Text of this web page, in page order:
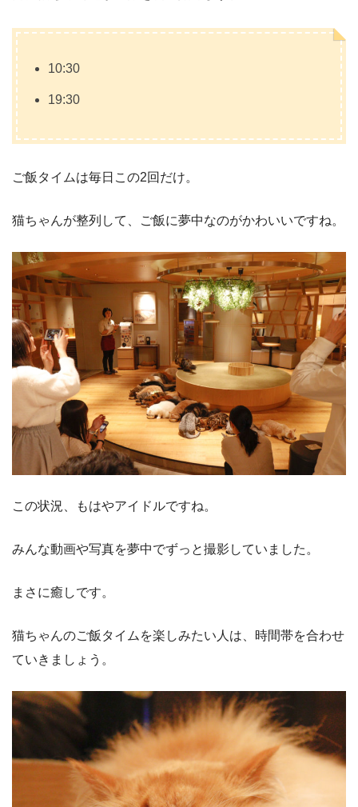
10:30
19:30
ご飯タイムは毎日この2回だけ。
猫ちゃんが整列して、ご飯に夢中なのがかわいいですね。
この状況、もはやアイドルですね。
みんな動画や写真を夢中でずっと撮影していました。
まさに癒しです。
猫ちゃんのご飯タイムを楽しみたい人は、時間帯を合わせ
ていきましょう。